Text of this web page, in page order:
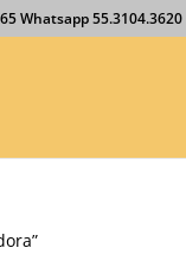
Whatsapp 55.3104.3620